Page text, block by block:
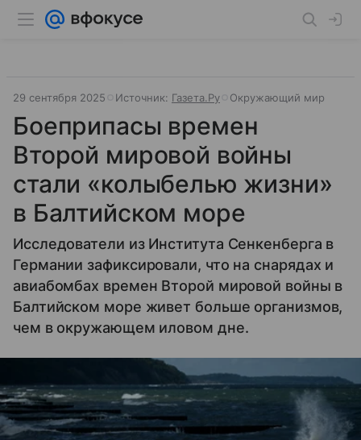
29 сентября 2025 Источник: Газета.Ру Окружающий мир
Боеприпасы времен
Второй мировой войны
стали «колыбелью жизни»
в Балтийском море
Исследователи из Института Сенкенберга в
Германии зафиксировали, что на снарядах и
авиабомбах времен Второй мировой войны в
Балтийском море живет больше организмов,
чем в окружающем иловом дне.